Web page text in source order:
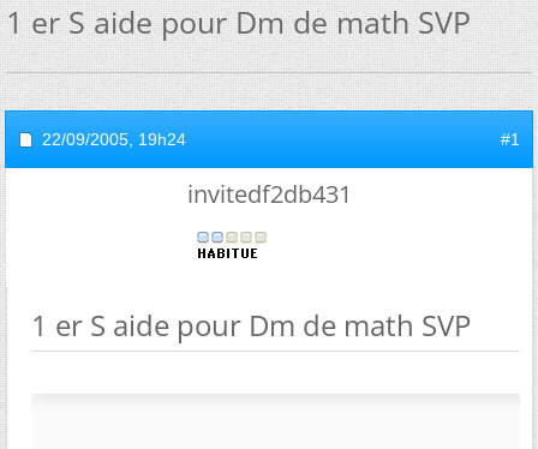
1 er S aide pour Dm de math SVP
22/09/2005, 19h24 #1
invitedf2db431
1 er S aide pour Dm de math SVP